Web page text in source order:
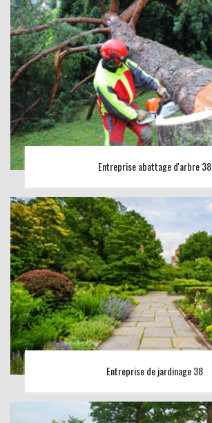
Entreprise abattage d'arbre 38
Entreprise de jardinage 38